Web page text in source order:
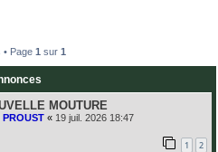
• Page 1 sur 1
MOUTURE
« 19 juil. 2026 18:47
1 2